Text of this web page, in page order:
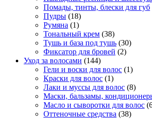
Помады, тинты, блески для губ
Пудры (18)
Румяна (1)
Тональный крем (38)
Тушь и база под тушь (30)
Фиксатор для бровей (2)
Уход за волосами (144)
Гели и воски для волос (1)
Краски для волос (1)
Лаки и муссы для волос (8)
Маски, бальзамы,
Масло и сыворотки для волос
Оттеночные средства (38)